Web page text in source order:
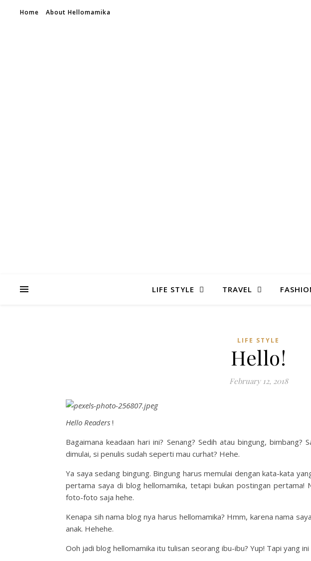
Home About Hellomamika
LIFE STYLE TRAVEL
LIFE STYLE
Hello!
February 12, 2018
Hello Readers !
Bagaimana keadaan hari ini? Senang? Sedih atau bingung, bimbang?
dimulai, si penulis sudah seperti mau curhat? Hehe.
Ya saya sedang bingung. Bingung harus memulai dengan kata-kata
pertama saya di blog hellomamika, tetapi bukan postingan pertama!
foto-foto saja hehe.
Kenapa sih nama blog nya harus hellomamika? Hmm, karena nama
anak. Hehehe.
Ooh jadi blog hellomamika itu tulisan seorang ibu-ibu? Yup! Tapi yang